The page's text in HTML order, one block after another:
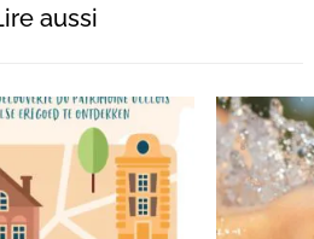
aussi